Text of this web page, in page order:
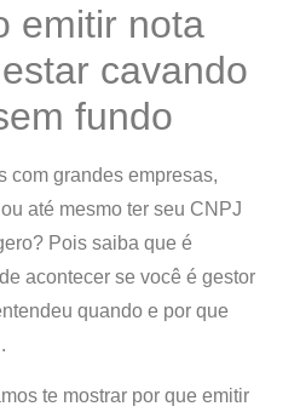
emitir nota
cavando
fundo
com grandes empresas,
até mesmo ter seu CNPJ
Pois saiba que é
acontecer se você é gestor
quando e por que
te mostrar por que emitir